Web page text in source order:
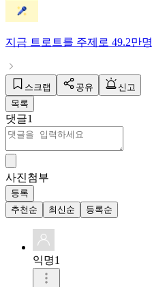
지금 트로트를 주제로 49.2만명
스크랩 공유
신고
목록
댓글1
사진첨부
등록
추천순
최신순 등록순
익명1